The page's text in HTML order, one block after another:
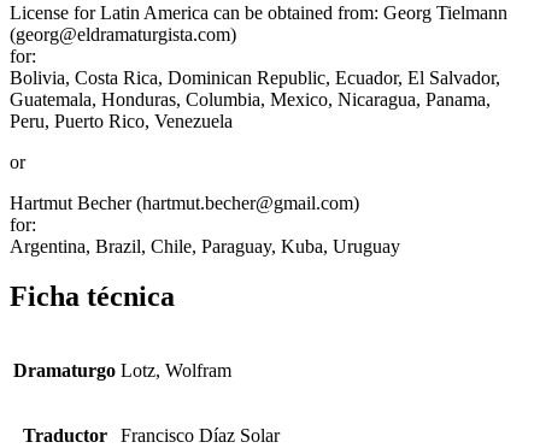
License for Latin America can be obtained from: Georg Tielmann
(georg@eldramaturgista.com)
for:
Bolivia, Costa Rica, Dominican Republic, Ecuador, El Salvador,
Guatemala, Honduras, Columbia, Mexico, Nicaragua, Panama,
Peru, Puerto Rico, Venezuela
or
Hartmut Becher (hartmut.becher@gmail.com)
for:
Argentina, Brazil, Chile, Paraguay, Kuba, Uruguay
Ficha técnica
Dramaturgo Lotz, Wolfram
Traductor Francisco Díaz Solar